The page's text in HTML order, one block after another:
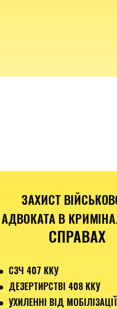
ЗАХИСТ
АДВОКАТА В
СПРАВАХ
СЗЧ 407 ККУ
ДЕЗЕРТИРСТВІ 408 ККУ
УХИЛЕННІ ВІД